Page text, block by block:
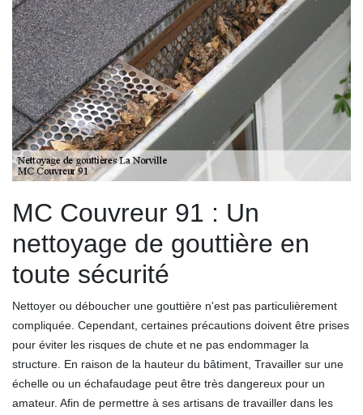
MC Couvreur 91 : Un
nettoyage de gouttière en
toute sécurité
Nettoyer ou déboucher une gouttière n'est pas particulièrement
compliquée. Cependant, certaines précautions doivent être prises
pour éviter les risques de chute et ne pas endommager la
structure. En raison de la hauteur du bâtiment, Travailler sur une
échelle ou un échafaudage peut être très dangereux pour un
amateur. Afin de permettre à ses artisans de travailler dans les